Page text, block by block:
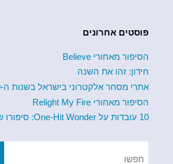
פוסטים אחרונים
הסיפור מאחורי Believe
חידון: זהו את השנה
אתרי מסחר אלקטרוני בישראל בשנות ה-90
הסיפור מאחורי Relight My Fire
10 עובדות על One-Hit Wonder: סיפורו של ?What's Up